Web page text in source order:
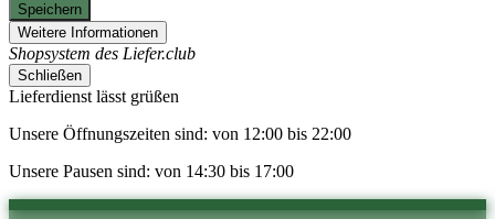
Speichern
Weitere Informationen
Shopsystem des Liefer.club
Schließen
Lieferdienst lässt grüßen
Unsere Öffnungszeiten sind: von 12:00 bis 22:00
Unsere Pausen sind: von 14:30 bis 17:00